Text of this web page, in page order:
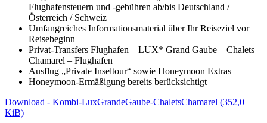
Flughafensteuern und -gebühren ab/bis Deutschland /
Österreich / Schweiz
Umfangreiches Informationsmaterial über Ihr Reiseziel vor
Reisebeginn
Privat-Transfers Flughafen – LUX* Grand Gaube – Chalets
Chamarel – Flughafen
Ausflug „Private Inseltour“ sowie Honeymoon Extras
Honeymoon-Ermäßigung bereits berücksichtigt
Download - Kombi-LuxGrandeGaube-ChaletsChamarel (352,0
KiB)